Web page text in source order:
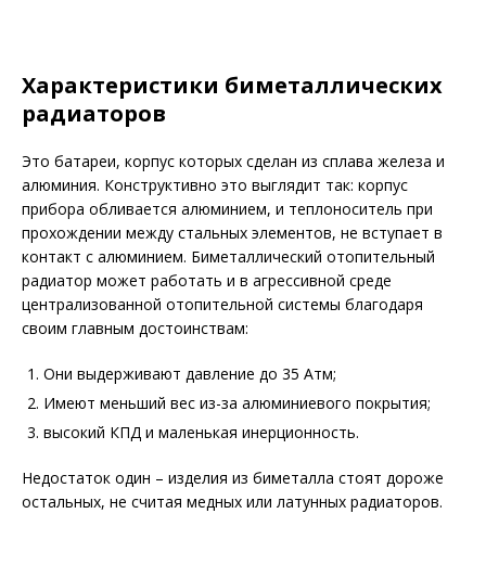
Характеристики биметаллических
радиаторов
Это батареи, корпус которых сделан из сплава железа и
алюминия. Конструктивно это выглядит так: корпус
прибора обливается алюминием, и теплоноситель при
прохождении между стальных элементов, не вступает в
контакт с алюминием. Биметаллический отопительный
радиатор может работать и в агрессивной среде
централизованной отопительной системы благодаря
своим главным достоинствам:
Они выдерживают давление до 35 Атм;
Имеют меньший вес из-за алюминиевого покрытия;
высокий КПД и маленькая инерционность.
Недостаток один – изделия из биметалла стоят дороже
остальных, не считая медных или латунных радиаторов.